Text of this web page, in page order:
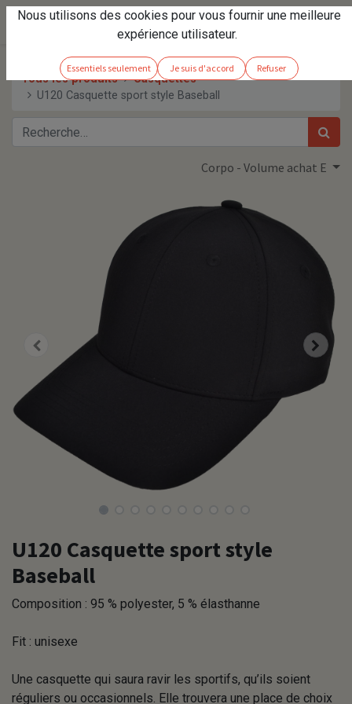
Tous les produits
Casquettes
U120 Casquette sport style Baseball
Corpo - Volume achat E
U120 Casquette sport style
Baseball
Composition : 95 % polyester, 5 % élasthanne
Fit : unisexe
Une casquette qui saura ravir les sportifs, qu’ils soient
réguliers ou occasionnels. Elle trouvera une place de choix
Nous utilisons des cookies pour vous fournir une meilleure
expérience utilisateur.
Essentiels seulement Je suis d'accord Refuser